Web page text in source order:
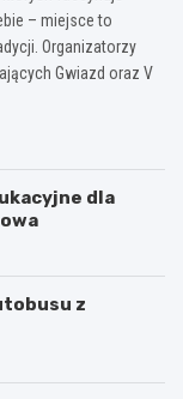
– miejsce to
Organizatorzy
Gwiazd oraz V
dla
z